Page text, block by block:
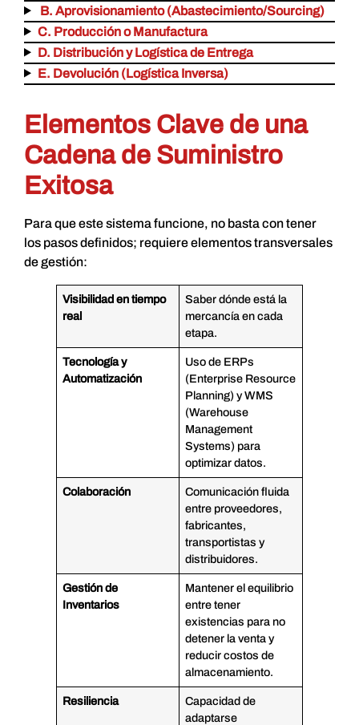
B. Aprovisionamiento (Abastecimiento/Sourcing)
C. Producción o Manufactura
D. Distribución y Logística de Entrega
E. Devolución (Logística Inversa)
Elementos Clave de una
Cadena de Suministro
Exitosa
Para que este sistema funcione, no basta con tener
los pasos definidos; requiere elementos transversales
de gestión:
Visibilidad en tiempo
real
Saber dónde está la
mercancía en cada
etapa.
Tecnología y
Automatización
Uso de ERPs
(Enterprise Resource
Planning) y WMS
(Warehouse
Management
Systems) para
optimizar datos.
Colaboración
Comunicación fluida
entre proveedores,
fabricantes,
transportistas y
distribuidores.
Gestión de
Inventarios
Mantener el equilibrio
entre tener
existencias para no
detener la venta y
reducir costos de
almacenamiento.
Resiliencia
Capacidad de
adaptarse